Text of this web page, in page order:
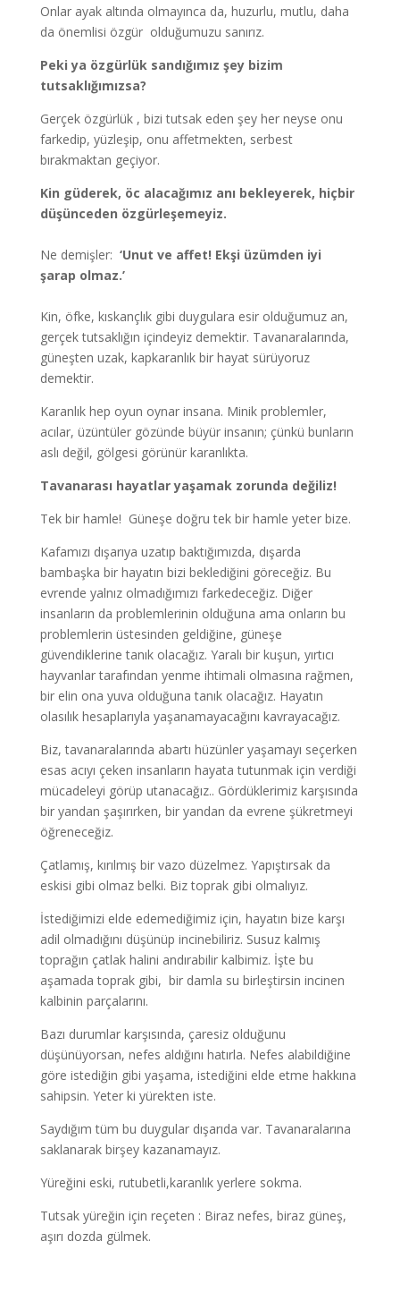
Onlar ayak altında olmayınca da, huzurlu, mutlu, daha
da önemlisi özgür olduğumuzu sanırız.
Peki ya özgürlük sandığımız şey bizim
tutsaklığımızsa?
Gerçek özgürlük , bizi tutsak eden şey her neyse onu
farkedip, yüzleşip, onu affetmekten, serbest
bırakmaktan geçiyor.
Kin güderek, öc alacağımız anı bekleyerek, hiçbir
düşünceden özgürleşemeyiz.
Ne demişler: ‘Unut ve affet! Ekşi üzümden iyi
şarap olmaz.’
Kin, öfke, kıskançlık gibi duygulara esir olduğumuz an,
gerçek tutsaklığın içindeyiz demektir. Tavanaralarında,
güneşten uzak, kapkaranlık bir hayat sürüyoruz
demektir.
Karanlık hep oyun oynar insana. Minik problemler,
acılar, üzüntüler gözünde büyür insanın; çünkü bunların
aslı değil, gölgesi görünür karanlıkta.
Tavanarası hayatlar yaşamak zorunda değiliz!
Tek bir hamle! Güneşe doğru tek bir hamle yeter bize.
Kafamızı dışarıya uzatıp baktığımızda, dışarda
bambaşka bir hayatın bizi beklediğini göreceğiz. Bu
evrende yalnız olmadığımızı farkedeceğiz. Diğer
insanların da problemlerinin olduğuna ama onların bu
problemlerin üstesinden geldiğine, güneşe
güvendiklerine tanık olacağız. Yaralı bir kuşun, yırtıcı
hayvanlar tarafından yenme ihtimali olmasına rağmen,
bir elin ona yuva olduğuna tanık olacağız. Hayatın
olasılık hesaplarıyla yaşanamayacağını kavrayacağız.
Biz, tavanaralarında abartı hüzünler yaşamayı seçerken
esas acıyı çeken insanların hayata tutunmak için verdiği
mücadeleyi görüp utanacağız.. Gördüklerimiz karşısında
bir yandan şaşırırken, bir yandan da evrene şükretmeyi
öğreneceğiz.
Çatlamış, kırılmış bir vazo düzelmez. Yapıştırsak da
eskisi gibi olmaz belki. Biz toprak gibi olmalıyız.
İstediğimizi elde edemediğimiz için, hayatın bize karşı
adil olmadığını düşünüp incinebiliriz. Susuz kalmış
toprağın çatlak halini andırabilir kalbimiz. İşte bu
aşamada toprak gibi, bir damla su birleştirsin incinen
kalbinin parçalarını.
Bazı durumlar karşısında, çaresiz olduğunu
düşünüyorsan, nefes aldığını hatırla. Nefes alabildiğine
göre istediğin gibi yaşama, istediğini elde etme hakkına
sahipsin. Yeter ki yürekten iste.
Saydığım tüm bu duygular dışarıda var. Tavanaralarına
saklanarak birşey kazanamayız.
Yüreğini eski, rutubetli,karanlık yerlere sokma.
Tutsak yüreğin için reçeten : Biraz nefes, biraz güneş,
aşırı dozda gülmek.